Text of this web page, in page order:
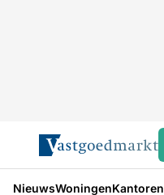
NieuwsWoningenKantoren